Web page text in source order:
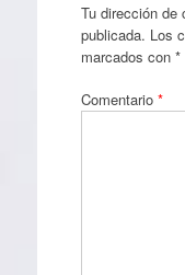
Tu dirección de
publicada. Los
marcados con *
Comentario *